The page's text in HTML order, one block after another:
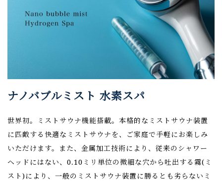
ナノバブルミスト 水素スパ
世界初。ミストサウナ機能搭載。本格的なミストサウナ装置
に匹敵する快適なミストサウナを、ご家庭で手軽にお楽しみ
いただけます。また、金属加工技術により、従来のシャワー
ヘッドにはない、0.10ミリ単位の微細な穴から吐出する霧(ミ
スト)により、一般のミストサウナ装置に勝るとも劣らないミ